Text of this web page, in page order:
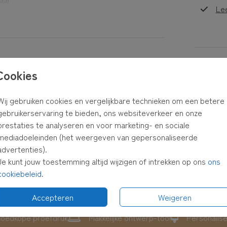
gebruiken cookies en vergelijkbare technieken om een betere
te bieden, ons websiteverkeer en onze
te analyseren en voor marketing- en sociale
(het weergeven van gepersonaliseerde
kunt jouw toestemming altijd wijzigen of intrekken op ons ons
.
Accepteren
Weigeren
of
in je
proefdruk Makkelijke ontwerp-tool